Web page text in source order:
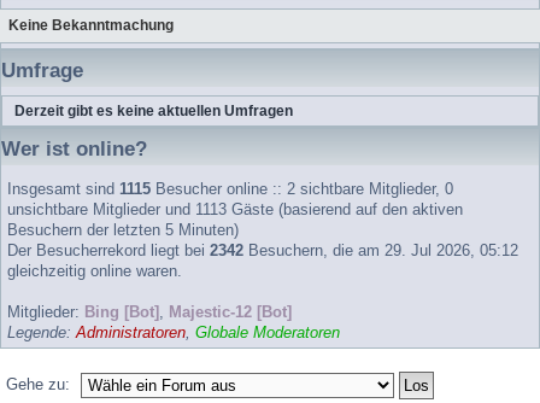
Keine Bekanntmachung
Umfrage
Derzeit gibt es keine aktuellen Umfragen
Wer ist online?
Insgesamt sind 1115 Besucher online :: 2 sichtbare Mitglieder, 0
unsichtbare Mitglieder und 1113 Gäste (basierend auf den aktiven
Besuchern der letzten 5 Minuten)
Der Besucherrekord liegt bei 2342 Besuchern, die am 29. Jul 2026, 05:12
gleichzeitig online waren.
Mitglieder: Bing [Bot] , Majestic-12 [Bot]
Legende:Administratoren, Globale Moderatoren
Gehe zu: